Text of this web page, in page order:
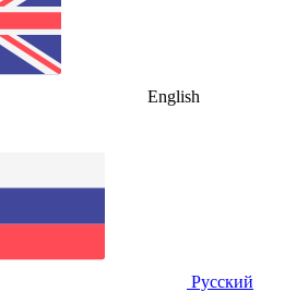
English
Русский